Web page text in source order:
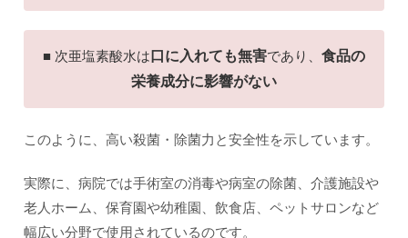
■ 次亜塩素酸水は 口に入れても無害であり、 食品の
栄養成分に影響がない
このように、高い殺菌・除菌力と安全性を示しています。
実際に、病院では手術室の消毒や病室の除菌、介護施設や
老人ホーム、保育園や幼稚園、飲食店、ペットサロンなど
幅広い分野で使用されているのです。